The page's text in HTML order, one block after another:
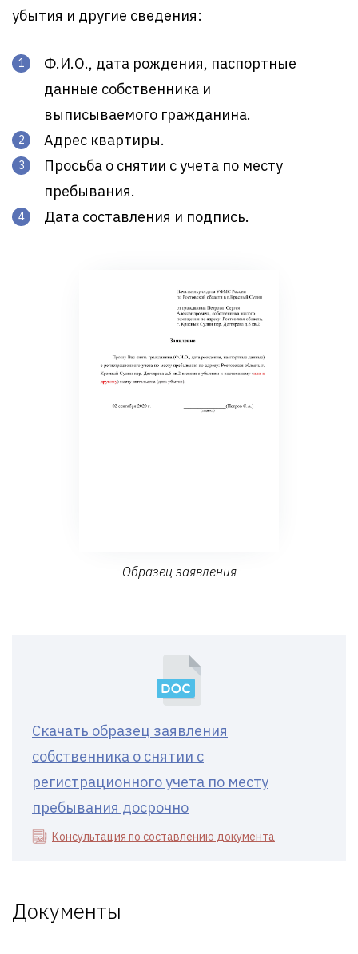
убытия и другие сведения:
Ф.И.О., дата рождения, паспортные
данные собственника и
выписываемого гражданина.
Адрес квартиры.
Просьба о снятии с учета по месту
пребывания.
Дата составления и подпись.
Образец заявления
Скачать образец заявления
собственника о снятии с
регистрационного учета по месту
пребывания досрочно
Консультация по составлению документа
Документы